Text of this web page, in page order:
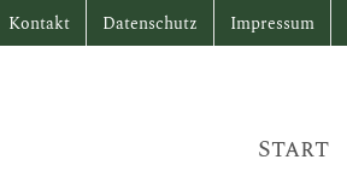
Kontakt Datenschutz Impressum
Start